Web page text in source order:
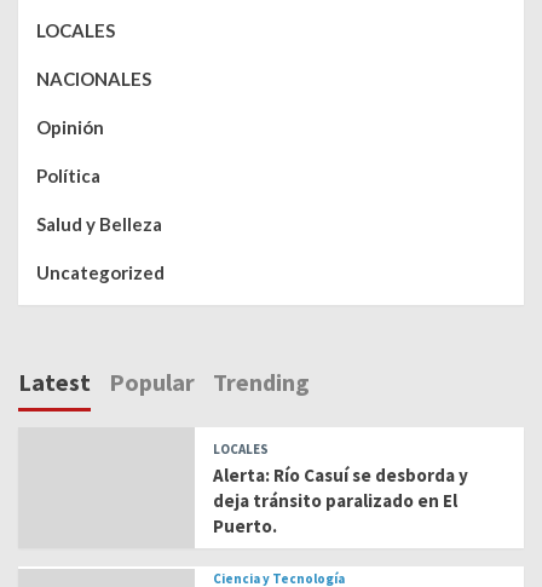
LOCALES
NACIONALES
Opinión
Política
Salud y Belleza
Uncategorized
Latest Popular Trending
LOCALES
Alerta: Río Casuí se desborda y
deja tránsito paralizado en El
Puerto.
Ciencia y Tecnología